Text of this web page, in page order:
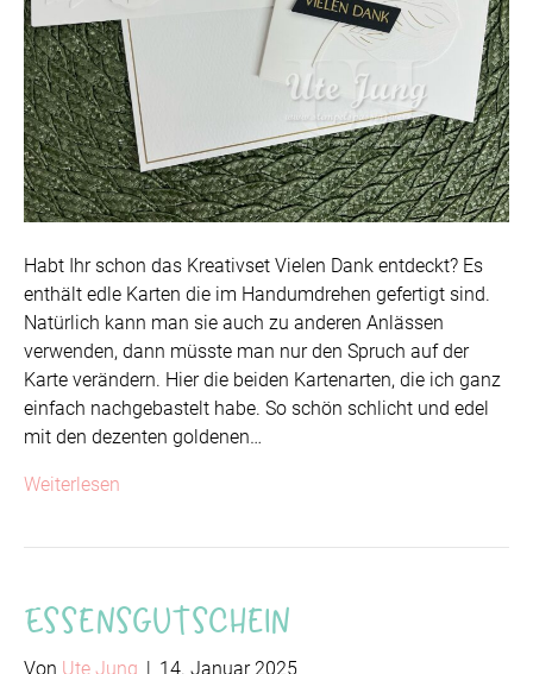
Habt Ihr schon das Kreativset Vielen Dank entdeckt? Es
enthält edle Karten die im Handumdrehen gefertigt sind.
Natürlich kann man sie auch zu anderen Anlässen
verwenden, dann müsste man nur den Spruch auf der
Karte verändern. Hier die beiden Kartenarten, die ich ganz
einfach nachgebastelt habe. So schön schlicht und edel
mit den dezenten goldenen…
Weiterlesen
Essensgutschein
Von Ute Jung 14. Januar 2025